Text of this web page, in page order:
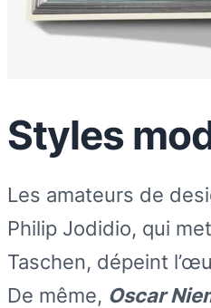
Styles
Les amateurs de
Philip Jodidio, qui
Taschen, dépeint
De même, Oscar